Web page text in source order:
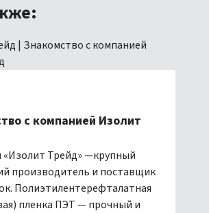
с компанией Изолит
«Изолит Трейд» —крупный
производитель и поставщик
Полиэтилентерефталатная
пленка ПЭТ — прочный и